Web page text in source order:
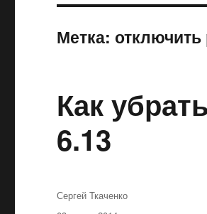
Метка:
Как
6.13
Автор
Сергей Ткаченко